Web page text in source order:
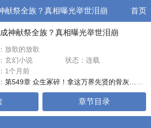
献祭全族？真相曝光举世泪崩 首页
神献祭全族？真相曝光举世泪崩
放歌的放歌
玄幻小说
状态：连载
1个月前
第549章 众生冢碎！拿这万界先贤的骨灰……做个压舱石！
章节目录